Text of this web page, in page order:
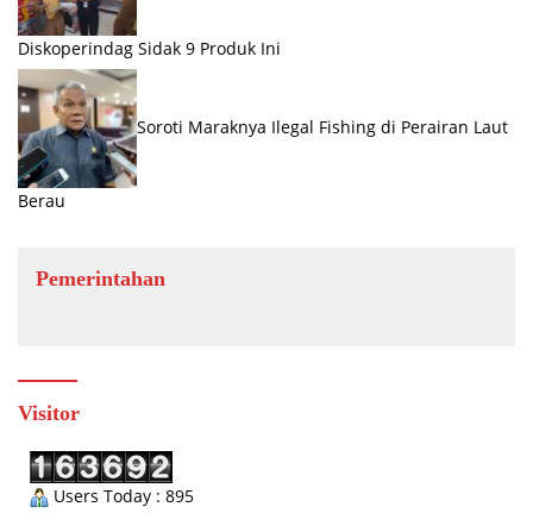
Diskoperindag Sidak 9 Produk Ini
Soroti Maraknya Ilegal Fishing di Perairan Laut
Berau
Pemerintahan
Visitor
Users Today : 895